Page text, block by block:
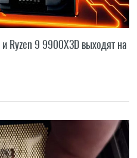
Ryzen 9 9900X3D выходят на